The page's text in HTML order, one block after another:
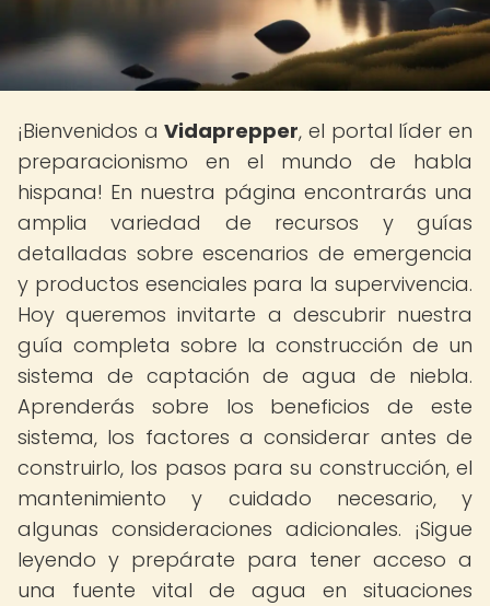
¡Bienvenidos aVidaprepper, el portal líder en
preparacionismo en el mundo de habla
hispana! En nuestra página encontrarás una
amplia variedad de recursos y guías
detalladas sobre escenarios de emergencia
y productos esenciales para la supervivencia.
Hoy queremos invitarte a descubrir nuestra
guía completa sobre la construcción de un
sistema de captación de agua de niebla.
Aprenderás sobre los beneficios de este
sistema, los factores a considerar antes de
construirlo, los pasos para su construcción, el
mantenimiento y cuidado necesario, y
algunas consideraciones adicionales. ¡Sigue
leyendo y prepárate para tener acceso a
una fuente vital de agua en situaciones